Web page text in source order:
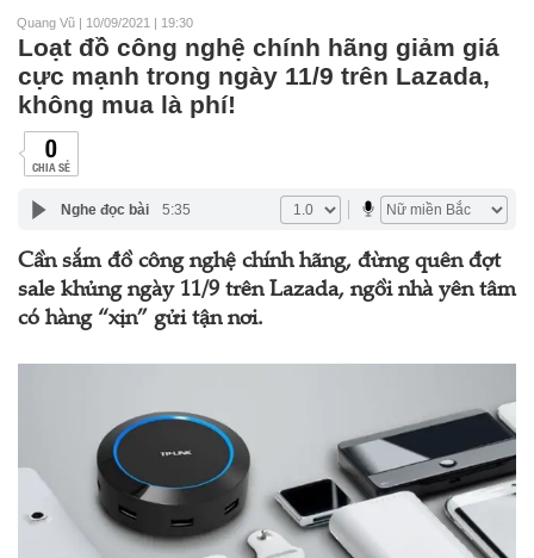
Quang Vũ | 10/09/2021 | 19:30
Loạt đồ công nghệ chính hãng giảm giá
cực mạnh trong ngày 11/9 trên Lazada,
không mua là phí!
0
CHIA SẺ
Nghe đọc bài 5:35
Cần sắm đồ công nghệ chính hãng, đừng quên đợt
sale khủng ngày 11/9 trên Lazada, ngồi nhà yên tâm
có hàng “xịn” gửi tận nơi.